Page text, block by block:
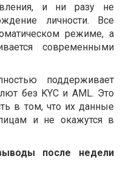
и ни разу не
личности. Все
режиме, а
современными
поддерживает
без KYC и AML. Это
в том, что их данные
и не окажутся в
после недели